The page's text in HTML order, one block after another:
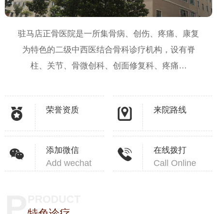
驻马店正骨医院是一所集骨病、创伤、疼痛、康复
为特色的二级中西医结合骨科诊疗机构，设有脊
柱、关节、骨微创科、创面修复科、疼痛…
荣誉资质 来院路线
添加微信
Add wechat
在线拨打
Call Online